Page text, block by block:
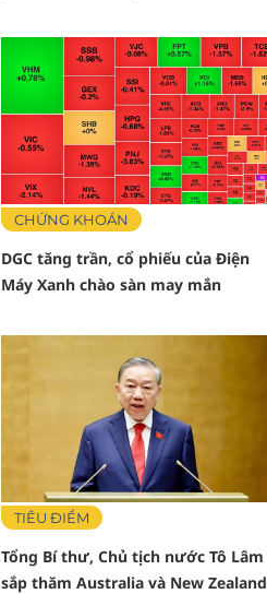
CHỨNG KHOÁN
DGC tăng trần, cổ phiếu của Điện
Máy Xanh chào sàn may mắn
TIÊU ĐIỂM
Tổng Bí thư, Chủ tịch nước Tô Lâm
sắp thăm Australia và New Zealand